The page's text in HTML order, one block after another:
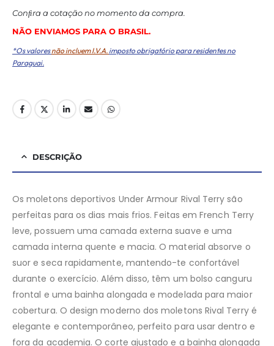
Conﬁra a cotação no momento da compra.
NÃO ENVIAMOS PARA O BRASIL.
*Os valoresnão incluem I.V.A. imposto obrigatório para residentes no
Paraguai.
DESCRIÇÃO
Os moletons deportivos Under Armour Rival Terry são
perfeitas para os dias mais frios. Feitas em French Terry
leve, possuem uma camada externa suave e uma
camada interna quente e macia. O material absorve o
suor e seca rapidamente, mantendo-te confortável
durante o exercício. Além disso, têm um bolso canguru
frontal e uma bainha alongada e modelada para maior
cobertura. O design moderno dos moletons Rival Terry é
elegante e contemporâneo, perfeito para usar dentro e
fora da academia. O corte ajustado e a bainha alongada